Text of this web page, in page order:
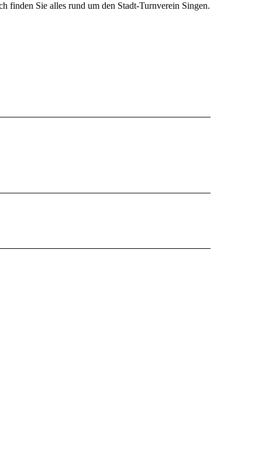
finden Sie alles rund um den Stadt-Turnverein Singen.